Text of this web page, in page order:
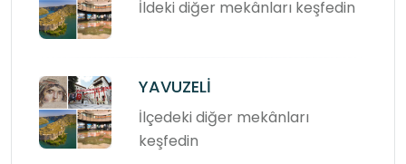
İldeki diğer mekânları keşfedin
YAVUZELİ
İlçedeki diğer mekânları
keşfedin